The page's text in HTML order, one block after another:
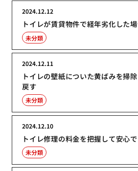
トイレが賃貸物件で経年劣化した
2024.12.12
未分類
トイレの壁紙についた黄ばみを掃
戻す
2024.12.11
未分類
トイレ修理の料金を把握して安心
2024.12.10
未分類